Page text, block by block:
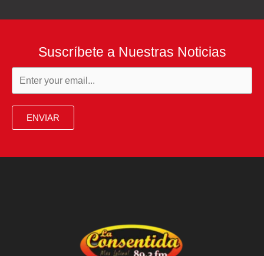
Suscríbete a Nuestras Noticias
ENVIAR